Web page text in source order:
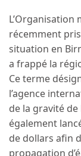
L’Organisation
récemment
situation en
a frappé la
Ce terme
l’agence
de la gravité de
également
de dollars afin
propagation